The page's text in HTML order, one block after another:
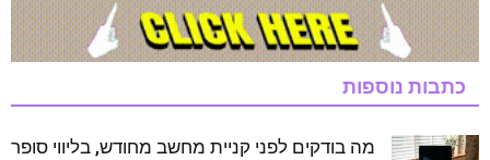
כתבות נוספות
מה בודקים לפני קניית מחשב מחודש, בליווי סופר